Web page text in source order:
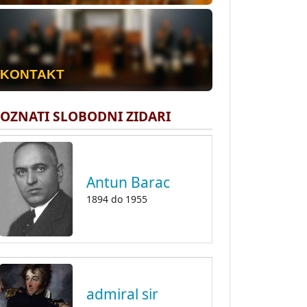
KONTAKT
SLOBODNI ZIDARI
Antun Barac
1894do 1955
admiral sir